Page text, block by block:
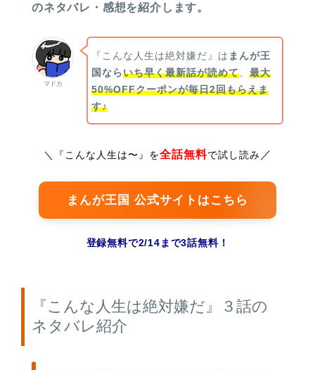
のネタバレ・感想を紹介します。
マドカ
『こんな人生は絶対嫌だ』は まんが王
国ならいち早く最新話が読めて、 最大
50%OFFクーポンが毎日2回もらえま
す♪
＼ 『こんな人生は〜』を全話無料で試し読み ／
まんが王国 公式サイトはこちら
登録無料で2/14まで3話無料！
『こんな人生は絶対嫌だ』３話の
ネタバレ紹介